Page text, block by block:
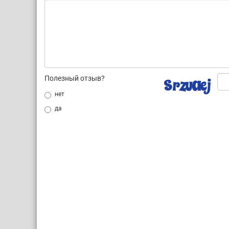
Полезный отзыв?
нет
да